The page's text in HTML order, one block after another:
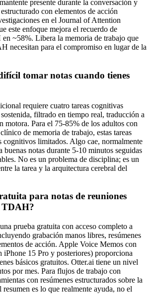
presente durante la conversación y
con elementos de acción
en el Journal of Attention
este enfoque mejora el recuerdo de
~58%. Libera la memoria de trabajo que
necesitan para el compromiso en lugar de la
tomar notas cuando tienes
requiere cuatro tareas cognitivas
filtrado en tiempo real, traducción a
motora. Para el 75-85% de los adultos con
de memoria de trabajo, estas tareas
cognitivos limitados. Algo cae, normalmente
buenas notas durante 5-10 minutos seguidas
No es un problema de disciplina; es un
la tarea y la arquitectura cerebral del
para notas de reuniones
TDAH?
prueba gratuita con acceso completo a
grabación manos libres, resúmenes
de acción. Apple Voice Memos con
iPhone 15 Pro y posteriores) proporciona
básicos gratuitos. Otter.ai tiene un nivel
por mes. Para flujos de trabajo con
con resúmenes estructurados sobre la
es lo que realmente ayuda, no el